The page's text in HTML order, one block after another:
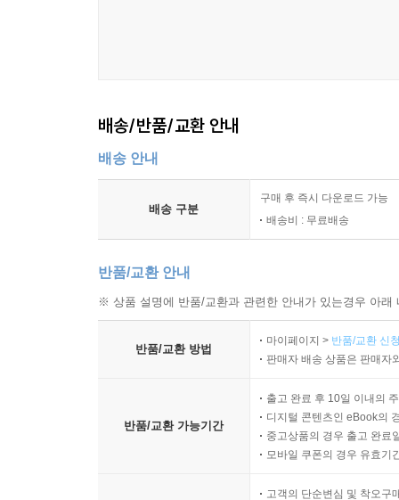
제6장. 인출 : 가르치면서 완성하는 지식 139
01. 최고의 학습은 AI를 가르치는 것 141
02. AI에게 질문을 유도하는 역질문법 143
03. 말로 설명할 때 비로소 정리되는 지식 145
05. AI와 긴장감 넘치는 퀴즈 대결 149
06. 인출 활동으로 뇌에 지식 각인하기 151
07. 답보다 풀이가 중요하다 153
08. 학습 중 막히는 지점이 성장의 기회 155
09. 인출이 진짜 지식이 된다 157
제7장 결과 점검 : 실수를 성장으로 바꾸는 기술 159
01. 점수보다 중요한 '실수 패턴' 읽기 161
02. 나만을 위한 맞춤형 오답 작성하기 163
배송/반품/교환 안내
배송 안내
배송 구분
구매 후 즉시 다운로드 가능
배송비 : 무료배송
반품/교환 안내
※ 상품 설명에 반품/교환과 관련한 안내가 있는경우 아
반품/교환 방법
마이페이지 > 반품/교환 신
판매자 배송 상품은 판매자
반품/교환 가능기간
출고 완료 후 10일 이내의
디지털 콘텐츠인 eBook의
중고상품의 경우 출고 완료
모바일 쿠폰의 경우 유효기
고객의 단순변심 및 착오구